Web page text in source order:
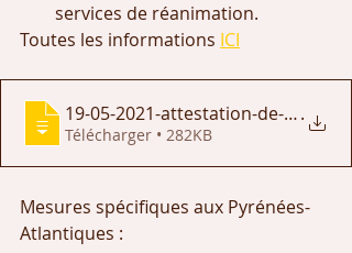
services de réanimation.
Toutes les informations ICI
19-05-2021-attestation-de- .
Télécharger • 282KB
Mesures spécifiques aux Pyrénées-
Atlantiques :